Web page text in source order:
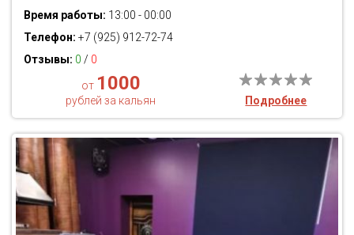
Время работы: 13:00 - 00:00
Телефон: +7 (925) 912-72-74
Отзывы: 0 / 0
от 1000
рублей за кальян Подробнее